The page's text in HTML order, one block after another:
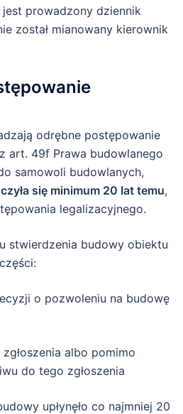
prowadzony dziennik
został mianowany kierownik
odrębne postępowanie
art. 49f Prawa budowlanego
samowoli budowlanych,
się minimum 20 lat temu,
legalizacyjnego.
stwierdzenia budowy obiektu
o pozwoleniu na budowę
albo pomimo
do tego zgłoszenia
upłynęło co najmniej 20